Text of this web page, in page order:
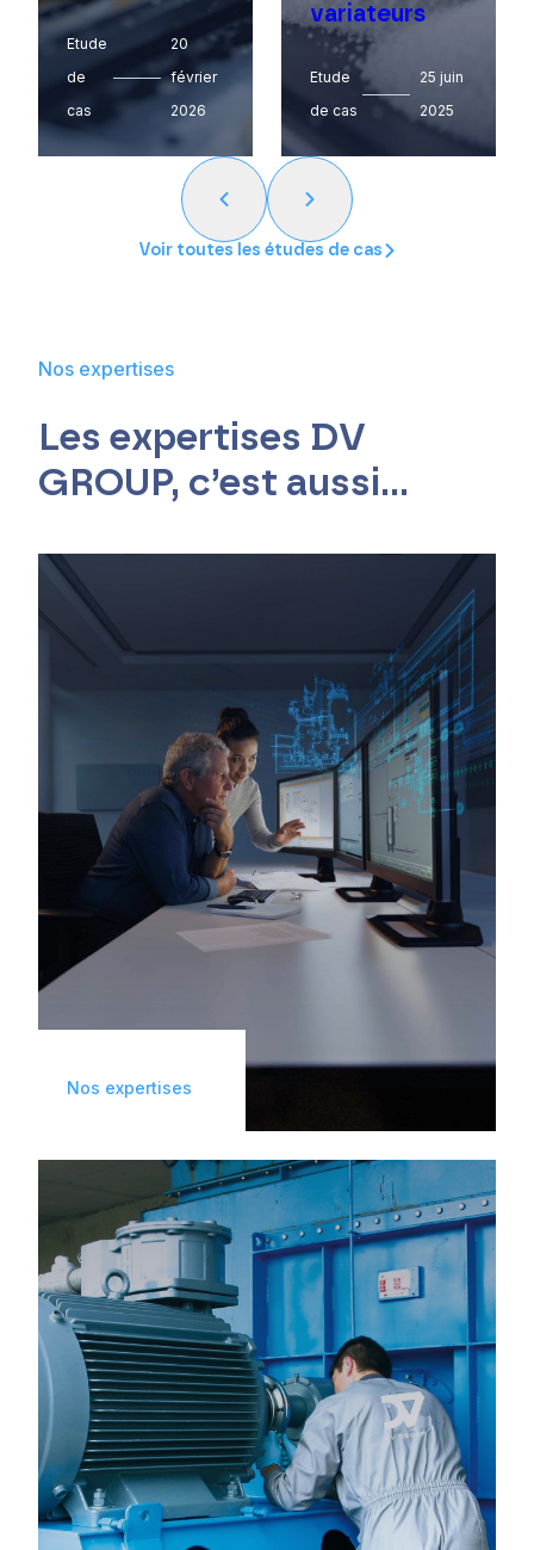
Etude
de
cas
20
février
2026
variateurs
Etude
de cas
25 juin
2025
Voir toutes les études de cas
Nos expertises
Les expertises DV
GROUP, c’est aussi…
Nos expertises
INGÉNIERIE
De la conception à l’intégration de solutions
en Automation-Robotique et Ingénierie
Digitale, nous œuvrons pour la
transformation de vos usines.